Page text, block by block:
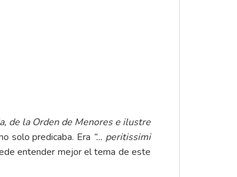
de la Orden de Menores e ilustre
solo predicaba. Era “… peritissimi
entender mejor el tema de este